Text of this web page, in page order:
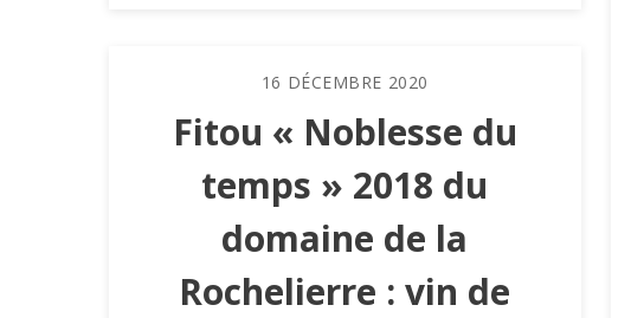
16 DÉCEMBRE 2020
Fitou « Noblesse du
temps » 2018 du
domaine de la
Rochelierre : vin de